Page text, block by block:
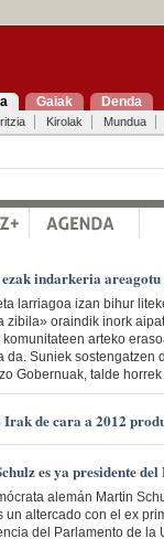
Gaiak Denda
Kirolak Mundua
indarkeria
larriagoa izan bihur
zibila» oraindik inork
arteko
da. Suniek sostengatzen
Gobernuak, talde
de cara a 2012
es ya presidente del
alemán Martin
altercado con el ex
del Parlamento de la